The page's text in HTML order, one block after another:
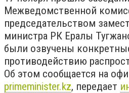
Межведомственной
председательством
министра РК Ералы
были озвучены
противодействию
Об этом сообщается на
primeminister.kz, передает